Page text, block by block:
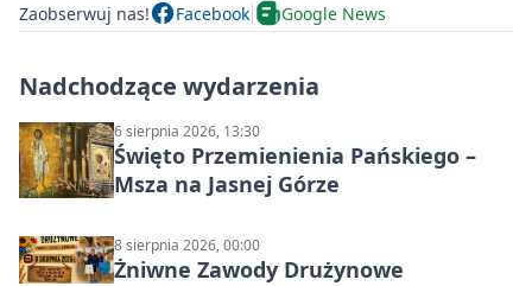
Zaobserwuj nas! Facebook Google News
Nadchodzące wydarzenia
6 sierpnia 2026, 13:30
Święto Przemienienia Pańskiego –
Msza na Jasnej Górze
8 sierpnia 2026, 00:00
Żniwne Zawody Drużynowe